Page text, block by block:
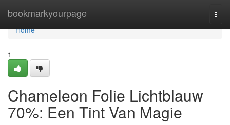
bookmarkyourpage
Home
Home
1
Chameleon Folie Lichtblauw
70%: Een Tint Van Magie